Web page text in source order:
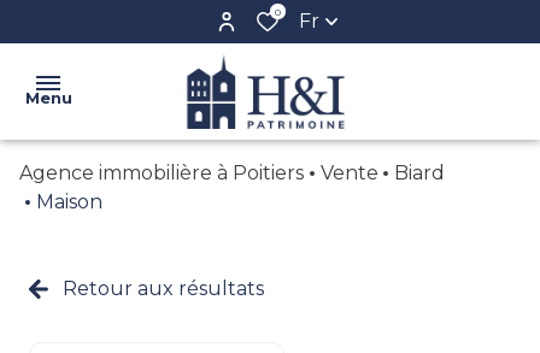
0 Fr
Menu
ACCUEIL
NOS
Agence immobilière à Poitiers Vente
Biard
Maison
Retour aux résultats